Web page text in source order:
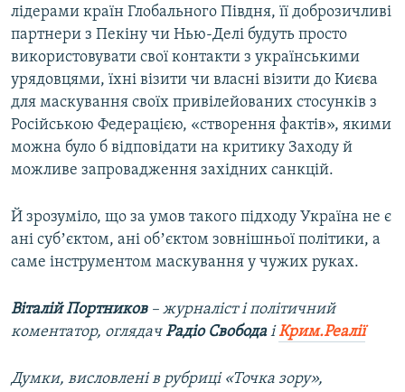
лідерами країн Глобального Півдня, її доброзичливі
партнери з Пекіну чи Нью-Делі будуть просто
використовувати свої контакти з українськими
урядовцями, їхні візити чи власні візити до Києва
для маскування своїх привілейованих стосунків з
Російською Федерацією, «створення фактів», якими
можна було б відповідати на критику Заходу й
можливе запровадження західних санкцій.
Й зрозуміло, що за умов такого підходу Україна не є
ані субʼєктом, ані обʼєктом зовнішньої політики, а
саме інструментом маскування у чужих руках.
Віталій Портников– журналіст і політичний
коментатор, оглядачРадіо СвободаіКрим.Реалії
Думки, висловлені в рубриці «Точка зору»,